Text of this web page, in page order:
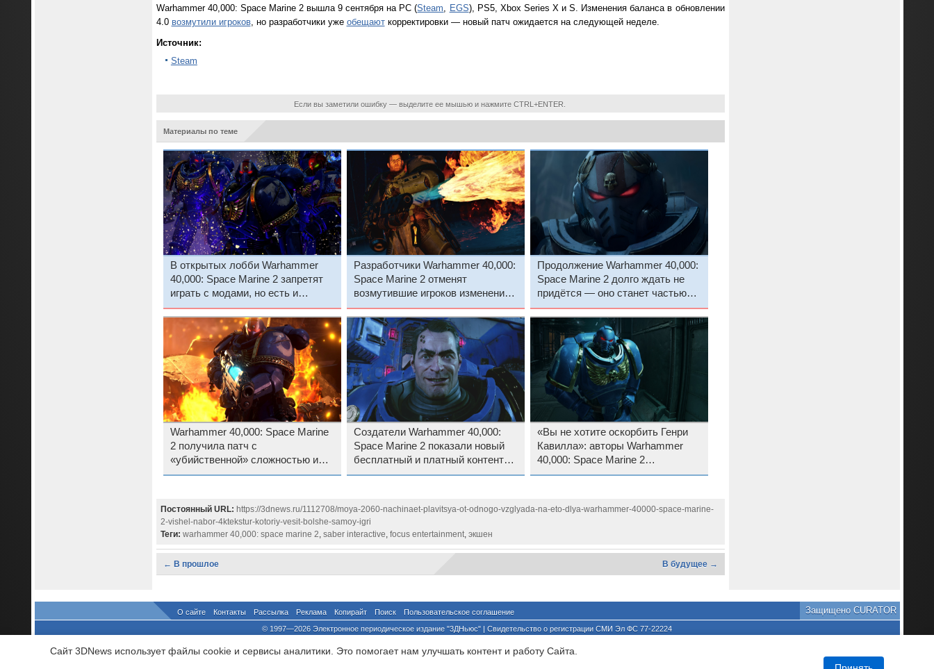
Warhammer 40,000: Space Marine 2 вышла 9 сентября на PC (Steam EGS), PS5, Xbox Series X и S. Изменения баланса в обновлении
4.0 возмутили игроков, но разработчики уже обещаюткорректировки — новый патч ожидается на следующей неделе.
Источник:
Steam
Если вы заметили ошибку — выделите ее мышью и нажмите CTRL+ENTER.
Материалы по теме
В открытых лобби Warhammer
40,000: Space Marine 2 запретят
играть с модами, но есть и
хорошие новости
Разработчики Warhammer 40,000:
Space Marine 2 отменят
возмутившие игроков изменения
и запустят тестовые серверы
Продолжение Warhammer 40,000:
Space Marine 2 долго ждать не
придётся — оно станет частью
анимационного сериала Secret
Level
Warhammer 40,000: Space Marine
2 получила патч с
«убийственной» сложностью и
достигла новой вершины продаж
Создатели Warhammer 40,000:
Space Marine 2 показали новый
бесплатный и платный контент
для игры
«Вы не хотите оскорбить Генри
Кавилла»: авторы Warhammer
40,000: Space Marine 2
анонсировали набор 4K-текстур и
Постоянный URL: https://3dnews.ru/1112708/moya-2060-nachinaet-plavitsya-ot-odnogo-vzglyada-na-eto-dlya-warhammer-40000-space-marine-
2-vishel-nabor-4ktekstur-kotoriy-vesit-bolshe-samoy-igri
Теги: warhammer 40,000: space marine 2, saber interactive, focus entertainment, экшен
← В прошлое В будущее →
О сайте Контакты Рассылка Реклама Копирайт Поиск Пользовательское соглашение Защищено CURATOR
© 1997—2026 Электронное периодическое издание "3ДНьюс" | Свидетельство о регистрации СМИ Эл ФС 77-22224
При цитировании документа ссылка на сайт с указанием автора обязательна. Полное заимствование документа является нарушением
Сайт 3DNews использует файлы cookie и сервисы аналитики. Это помогает нам улучшать контент и работу Cайта.